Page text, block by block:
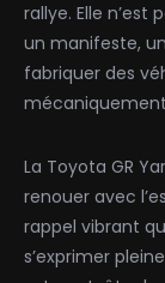
rallye. Elle
un manifeste,
fabriquer des
La Toyota GR
renouer avec
rappel vibrant
s’exprimer